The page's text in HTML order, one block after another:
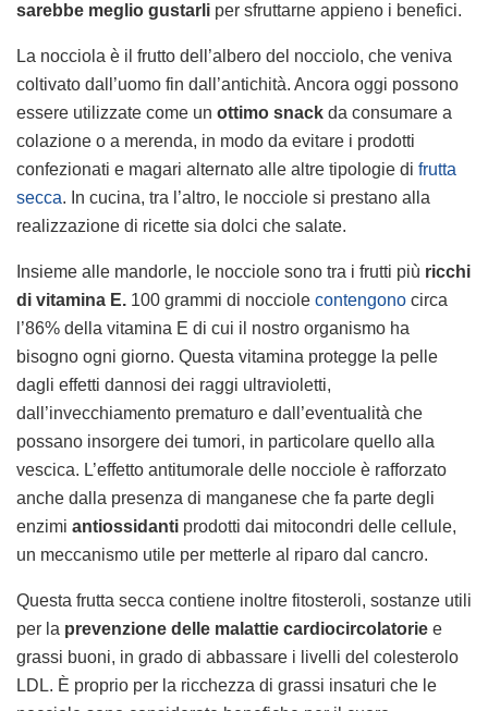
sarebbe meglio gustarli per sfruttarne appieno i benefici.
La nocciola è il frutto dell’albero del nocciolo, che veniva
coltivato dall’uomo fin dall’antichità. Ancora oggi possono
essere utilizzate come un ottimo snack da consumare a
colazione o a merenda, in modo da evitare i prodotti
confezionati e magari alternato alle altre tipologie di frutta
secca. In cucina, tra l’altro, le nocciole si prestano alla
realizzazione di ricette sia dolci che salate.
Insieme alle mandorle, le nocciole sono tra i frutti più ricchi
di vitamina E. 100 grammi di nocciole contengono circa
l’86% della vitamina E di cui il nostro organismo ha
bisogno ogni giorno. Questa vitamina protegge la pelle
dagli effetti dannosi dei raggi ultravioletti,
dall’invecchiamento prematuro e dall’eventualità che
possano insorgere dei tumori, in particolare quello alla
vescica. L’effetto antitumorale delle nocciole è rafforzato
anche dalla presenza di manganese che fa parte degli
enzimi antiossidanti prodotti dai mitocondri delle cellule,
un meccanismo utile per metterle al riparo dal cancro.
Questa frutta secca contiene inoltre fitosteroli, sostanze utili
per la prevenzione delle malattie cardiocircolatorie e
grassi buoni, in grado di abbassare i livelli del colesterolo
LDL. È proprio per la ricchezza di grassi insaturi che le